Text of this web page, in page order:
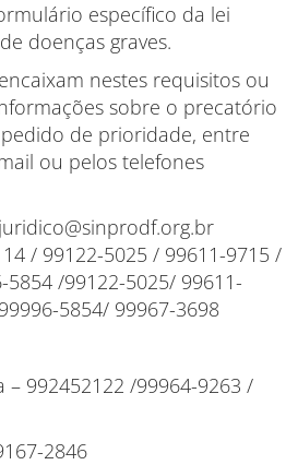
específico da lei
doenças graves.
nestes requisitos ou
sobre o precatório
de prioridade, entre
ou pelos telefones
/ 99122-5025 / 99611-9715 /
5854 /99122-5025/ 99611-
5854/ 99967-3698
– 992452122 /99964-9263 /
2846